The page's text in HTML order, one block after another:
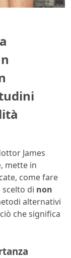
James
mette in
come fare
di non
alternativi
che significa